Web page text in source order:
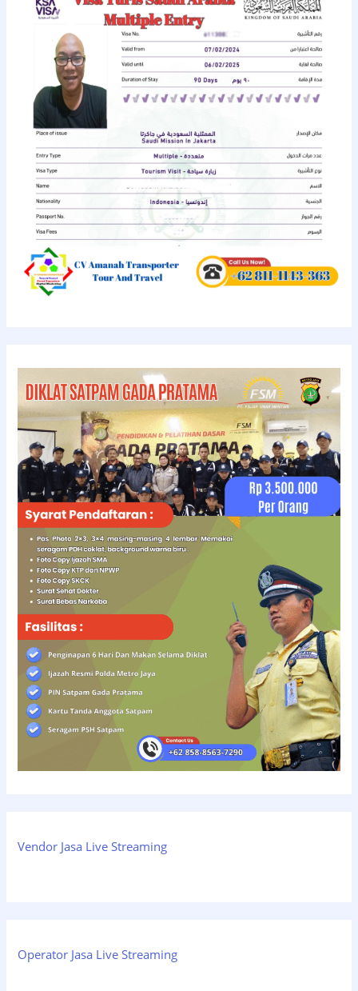
Vendor Jasa Live Streaming
Operator Jasa Live Streaming